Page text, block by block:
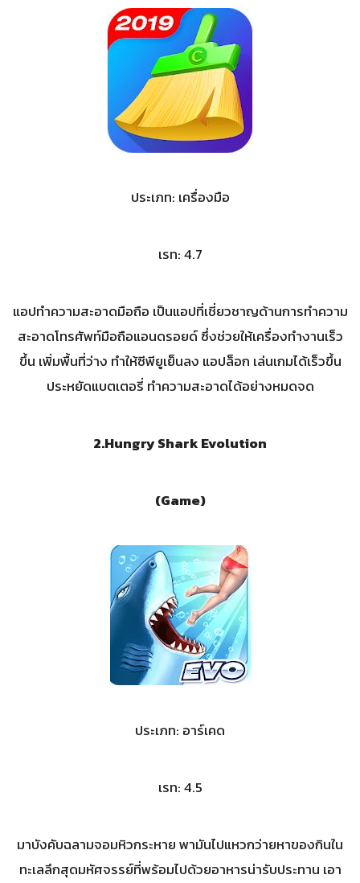
ประเภท: เครื่องมือ
เรท: 4.7
แอปทำความสะอาดมือถือ เป็นแอปที่เชี่ยวชาญด้านการทำความ
สะอาดโทรศัพท์มือถือแอนดรอยด์ ซึ่งช่วยให้เครื่องทำงานเร็ว
ขึ้น เพิ่มพื้นที่ว่าง ทำให้ซีพียูเย็นลง แอปล็อก เล่นเกมได้เร็วขึ้น
ประหยัดแบตเตอรี่ ทำความสะอาดได้อย่างหมดจด
2.Hungry Shark Evolution
(Game)
ประเภท: อาร์เคด
เรท: 4.5
มาบังคับฉลามจอมหิวกระหาย พามันไปแหวกว่ายหาของกินใน
ทะเลลึกสุดมหัศจรรย์ที่พร้อมไปด้วยอาหารน่ารับประทาน เอา